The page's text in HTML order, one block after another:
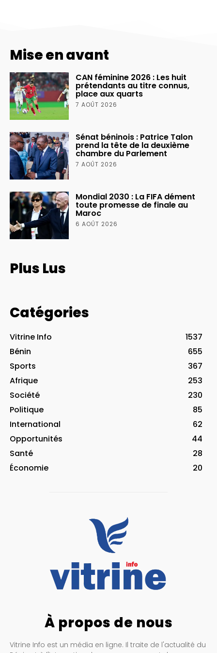
Mise en avant
CAN féminine 2026 : Les huit
prétendants au titre connus,
place aux quarts
7 AOÛT 2026
Sénat béninois : Patrice Talon
prend la tête de la deuxième
chambre du Parlement
7 AOÛT 2026
Mondial 2030 : La FIFA dément
toute promesse de finale au
Maroc
6 AOÛT 2026
Plus Lus
Catégories
Vitrine Info
1537
Bénin
655
Sports
367
Afrique
253
Société
230
Politique
85
International
62
Opportunités
44
Santé
28
Économie
20
À propos de nous
Vitrine Info est un média en ligne. Il traite de l'actualité du